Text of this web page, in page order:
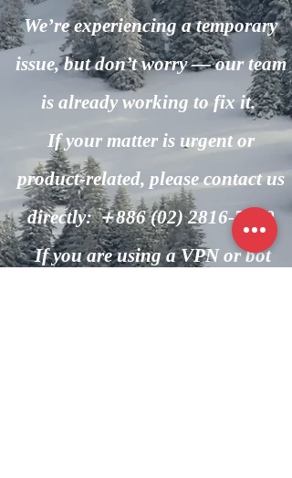
We’re experiencing a temporary
issue, but don’t worry — our team
is already working to fix it.
If your matter is urgent or
product-related, please contact us
directly: ＋886(02) 2816-7600
If you are using a VPN or bot